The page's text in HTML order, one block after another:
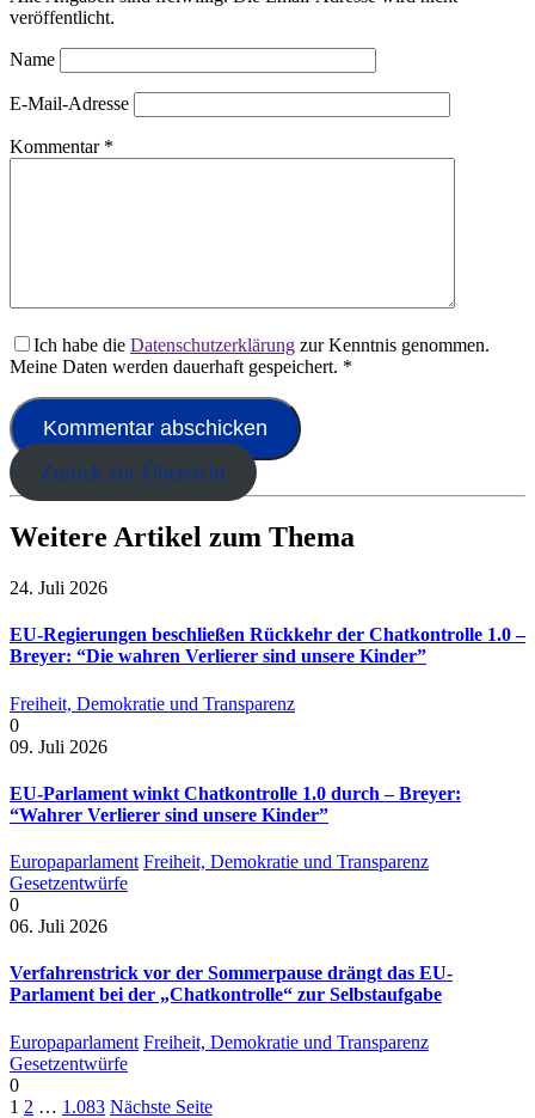
veröffentlicht.
Name
E-Mail-Adresse
Kommentar *
Ich habe die Datenschutzerklärung zur Kenntnis genommen.
Meine Daten werden dauerhaft gespeichert. *
Zurück zur Übersicht
Weitere Artikel zum Thema
24. Juli 2026
EU-Regierungen beschließen Rückkehr der Chatkontrolle 1.0 –
Breyer: “Die wahren Verlierer sind unsere Kinder”
Freiheit, Demokratie und Transparenz
0
09. Juli 2026
EU-Parlament winkt Chatkontrolle 1.0 durch – Breyer:
“Wahrer Verlierer sind unsere Kinder”
Europaparlament Freiheit, Demokratie und Transparenz
Gesetzentwürfe
0
06. Juli 2026
Verfahrenstrick vor der Sommerpause drängt das EU-
Parlament bei der „Chatkontrolle“ zur Selbstaufgabe
Europaparlament Freiheit, Demokratie und Transparenz
Gesetzentwürfe
0
1 2 … 1.083 Nächste Seite